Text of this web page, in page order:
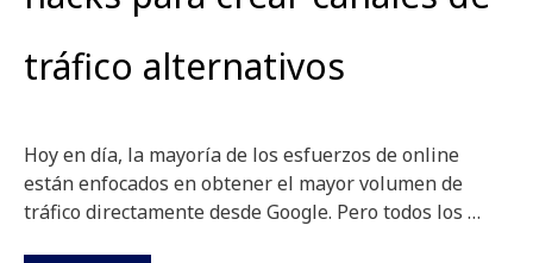
tráfico alternativos
Hoy en día, la mayoría de los esfuerzos de online
están enfocados en obtener el mayor volumen de
tráfico directamente desde Google. Pero todos los …